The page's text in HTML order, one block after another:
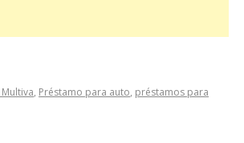
, Préstamo para auto, préstamos para